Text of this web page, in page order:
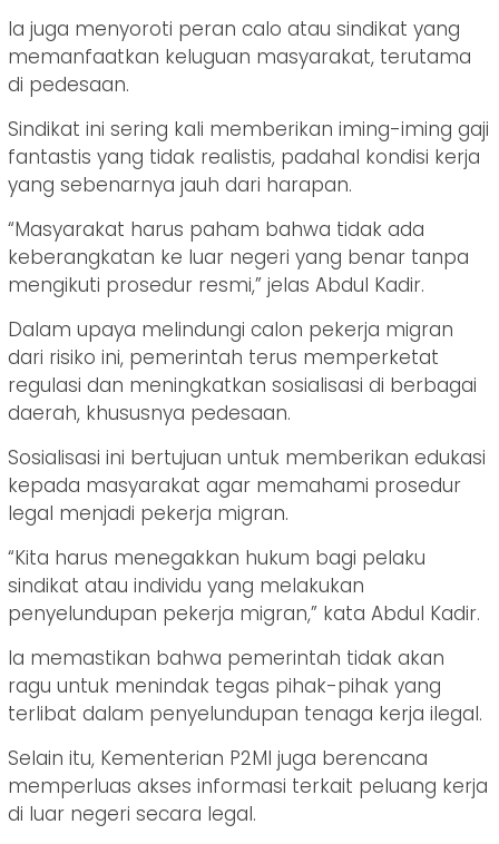
Ia juga menyoroti peran calo atau sindikat yang
memanfaatkan keluguan masyarakat, terutama
di pedesaan.
Sindikat ini sering kali memberikan iming-iming gaji
fantastis yang tidak realistis, padahal kondisi kerja
yang sebenarnya jauh dari harapan.
“Masyarakat harus paham bahwa tidak ada
keberangkatan ke luar negeri yang benar tanpa
mengikuti prosedur resmi,” jelas Abdul Kadir.
Dalam upaya melindungi calon pekerja migran
dari risiko ini, pemerintah terus memperketat
regulasi dan meningkatkan sosialisasi di berbagai
daerah, khususnya pedesaan.
Sosialisasi ini bertujuan untuk memberikan edukasi
kepada masyarakat agar memahami prosedur
legal menjadi pekerja migran.
“Kita harus menegakkan hukum bagi pelaku
sindikat atau individu yang melakukan
penyelundupan pekerja migran,” kata Abdul Kadir.
Ia memastikan bahwa pemerintah tidak akan
ragu untuk menindak tegas pihak-pihak yang
terlibat dalam penyelundupan tenaga kerja ilegal.
Selain itu, Kementerian P2MI juga berencana
memperluas akses informasi terkait peluang kerja
di luar negeri secara legal.